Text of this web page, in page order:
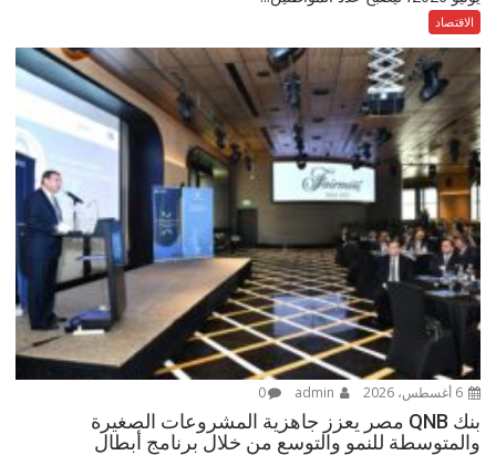
الاقتصاد
6 أغسطس، 2026 0
بنك QNB مصر يعزز جاهزية المشروعات الصغيرة
والمتوسطة للنمو والتوسع من خلال برنامج أبطال